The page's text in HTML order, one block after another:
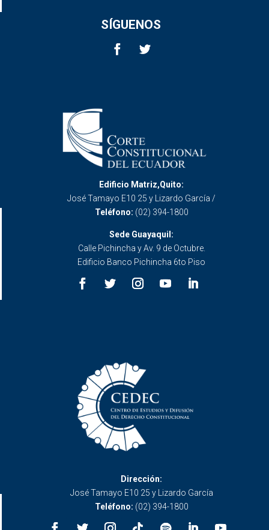
SÍGUENOS
Edificio Matriz,Quito:
José Tamayo E10 25 y Lizardo García /
Teléfono: (02) 394-1800
Sede Guayaquil:
Calle Pichincha y Av. 9 de Octubre.
Edificio Banco Pichincha 6to Piso
Dirección:
José Tamayo E10 25 y Lizardo García
Teléfono: (02) 394-1800